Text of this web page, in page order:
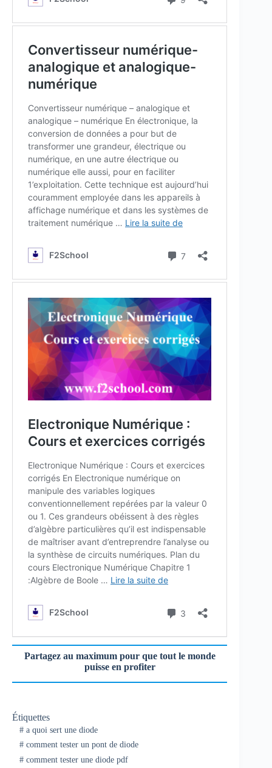
Partagez au maximum pour que tout le monde
puisse en profiter
Étiquettes
#a quoi sert une diode
#comment tester un pont de diode
#comment tester une diode pdf